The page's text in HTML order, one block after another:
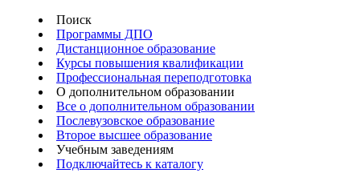
Поиск
Программы ДПО
Дистанционное образование
Курсы повышения квалификации
Профессиональная переподготовка
О дополнительном образовании
Все о дополнительном образовании
Послевузовское образование
Второе высшее образование
Учебным заведениям
Подключайтесь к каталогу